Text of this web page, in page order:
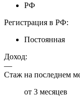
РФ
Регистрация в РФ:
Постоянная
Доход:
—
Стаж на последнем
от 3 месяцев